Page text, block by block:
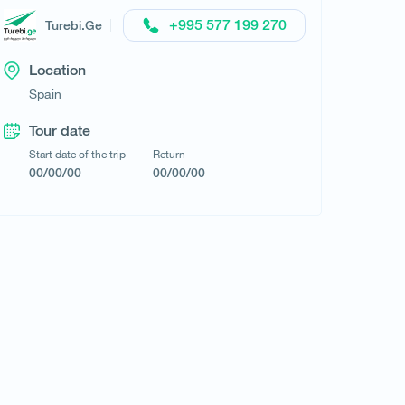
Turebi.Ge +995 577 199 270
Location
Spain
Tour date
Start date of the trip
00/00/00
Return
00/00/00